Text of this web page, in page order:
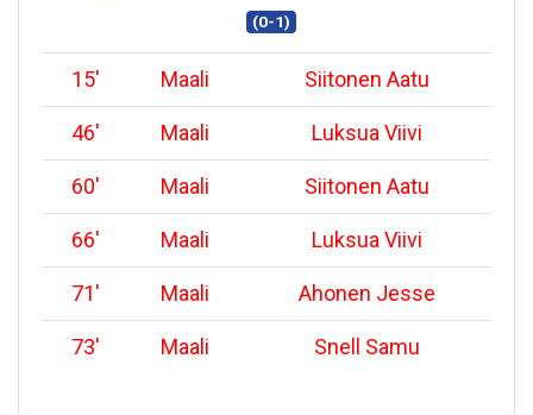
(0-1)
15' Maali Siitonen Aatu
46' Maali Luksua Viivi
60' Maali Siitonen Aatu
66' Maali Luksua Viivi
71' Maali Ahonen Jesse
73' Maali Snell Samu